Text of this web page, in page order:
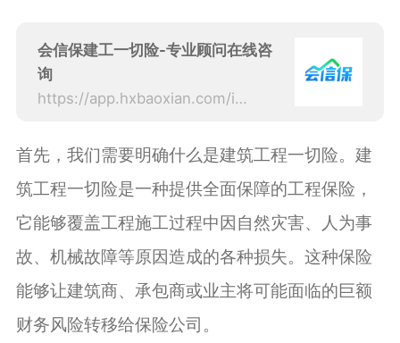
会信保建工一切险-专业顾问在线咨
询
https://app.hxbaoxian.com/insurance?p=1&l=20&t=5&c=0&sourceType=web
首先，我们需要明确什么是建筑工程一切险。建
筑工程一切险是一种提供全面保障的工程保险，
它能够覆盖工程施工过程中因自然灾害、人为事
故、机械故障等原因造成的各种损失。这种保险
能够让建筑商、承包商或业主将可能面临的巨额
财务风险转移给保险公司。